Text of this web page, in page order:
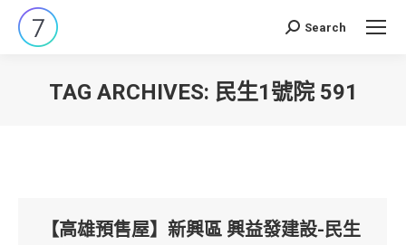
Search:
Search
TAG ARCHIVES: 民生1號院 591
【高雄預售屋】新興區 興益發建設-民生